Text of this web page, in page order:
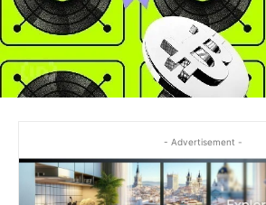
- Advertisement -